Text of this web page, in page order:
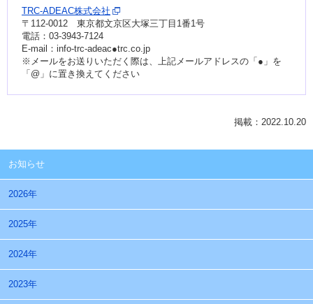
TRC-ADEAC株式会社
〒112‐0012 東京都文京区大塚三丁目1番1号
電話：03‐3943‐7124
E-mail：info-trc-adeac●trc.co.jp
※メールをお送りいただく際は、上記メールアドレスの「●」を
「@」に置き換えてください
掲載：2022.10.20
お知らせ
2026年
2025年
2024年
2023年